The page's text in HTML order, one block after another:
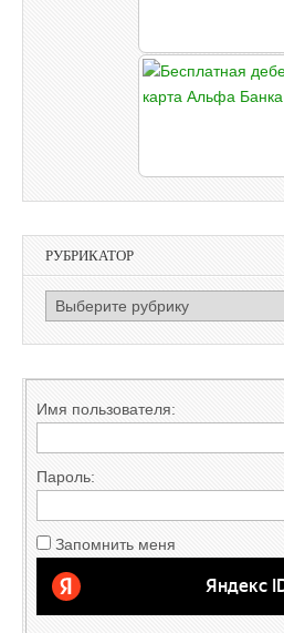
РУБРИКАТОР
РУБРИКАТОР
Имя пользователя:
Пароль:
Запомнить меня